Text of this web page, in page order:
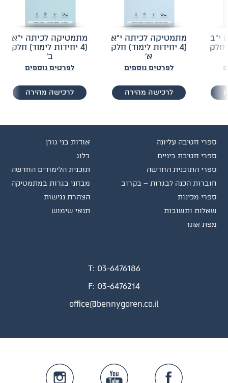
י״ב
חלק
מתמטיקה לכיתה י״א
(4 יחידות לימוד) חלק
א׳
לפרטים נוספים
לרכישה מהירה
מתמטיקה לכיתה י״א
(4 יחידות לימוד) חלק
ב׳
לפרטים נוספים
לרכישה מהירה
T: 03-6476186
F: 03-6476214
office@bennygoren.co.il
ספרי חטיבה עליונה
ספרי חטיבת ביניים
ספרי התוכנית החדשה
חוברות הכנה לבגרות – בקרוב
ספרי מכינות
שאלות ותשובות
מפת אתר
אודות בני גורן
בלוג
תוכנית הלימודים החדשה
מבחני בגרות במתמטיקה
הצהרת נגישות
תנאי שימוש